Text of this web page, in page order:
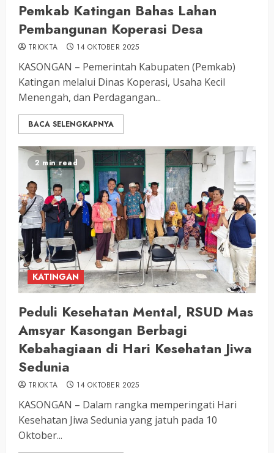
Pemkab Katingan Bahas Lahan
Pembangunan Koperasi Desa
TRIOKTA 14 OKTOBER 2025
KASONGAN – Pemerintah Kabupaten (Pemkab)
Katingan melalui Dinas Koperasi, Usaha Kecil
Menengah, dan Perdagangan...
BACA SELENGKAPNYA
2 min read
KATINGAN
Peduli Kesehatan Mental, RSUD Mas
Amsyar Kasongan Berbagi
Kebahagiaan di Hari Kesehatan Jiwa
Sedunia
TRIOKTA 14 OKTOBER 2025
KASONGAN – Dalam rangka memperingati Hari
Kesehatan Jiwa Sedunia yang jatuh pada 10
Oktober...